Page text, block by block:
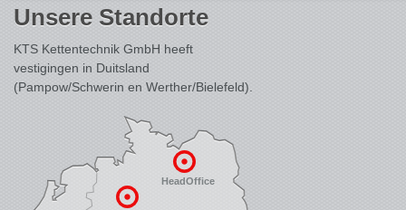
Unsere Standorte
KTS Kettentechnik GmbH heeft
vestigingen in Duitsland
(Pampow/Schwerin en Werther/Bielefeld).
HeadOffice